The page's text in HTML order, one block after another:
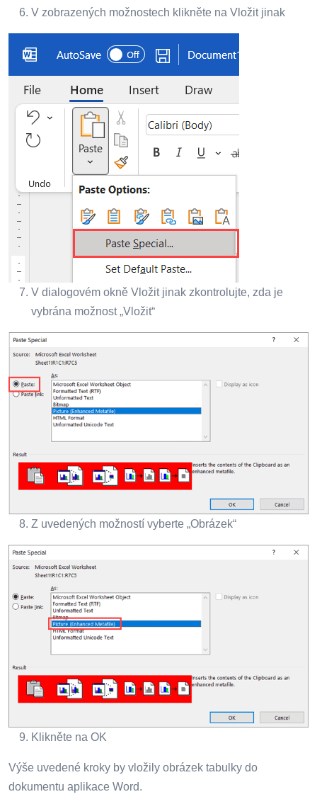
V zobrazených možnostech klikněte na Vložit jinak
V dialogovém okně Vložit jinak zkontrolujte, zda je
vybrána možnost „Vložit“
Z uvedených možností vyberte „Obrázek“
Klikněte na OK
Výše uvedené kroky by vložily obrázek tabulky do
dokumentu aplikace Word.